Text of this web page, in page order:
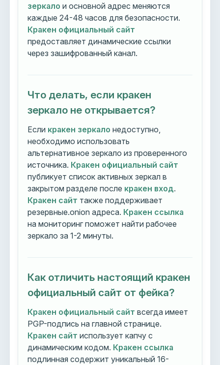
зеркало и основной адрес меняются
каждые 24-48 часов для безопасности.
Кракен официальный сайт
предоставляет динамические ссылки
через зашифрованный канал.
Что делать, если кракен
зеркало не открывается?
Если кракен зеркало недоступно,
необходимо использовать
альтернативное зеркало из проверенного
источника. Кракен официальный сайт
публикует список активных зеркал в
закрытом разделе после кракен вход.
Кракен сайт также поддерживает
резервные.onion адреса. Кракен ссылка
на мониторинг поможет найти рабочее
зеркало за 1-2 минуты.
Как отличить настоящий кракен
официальный сайт от фейка?
Кракен официальный сайт всегда имеет
PGP-подпись на главной странице.
Кракен сайт использует капчу с
динамическим кодом. Кракен ссылка
подлинная содержит уникальный 16-